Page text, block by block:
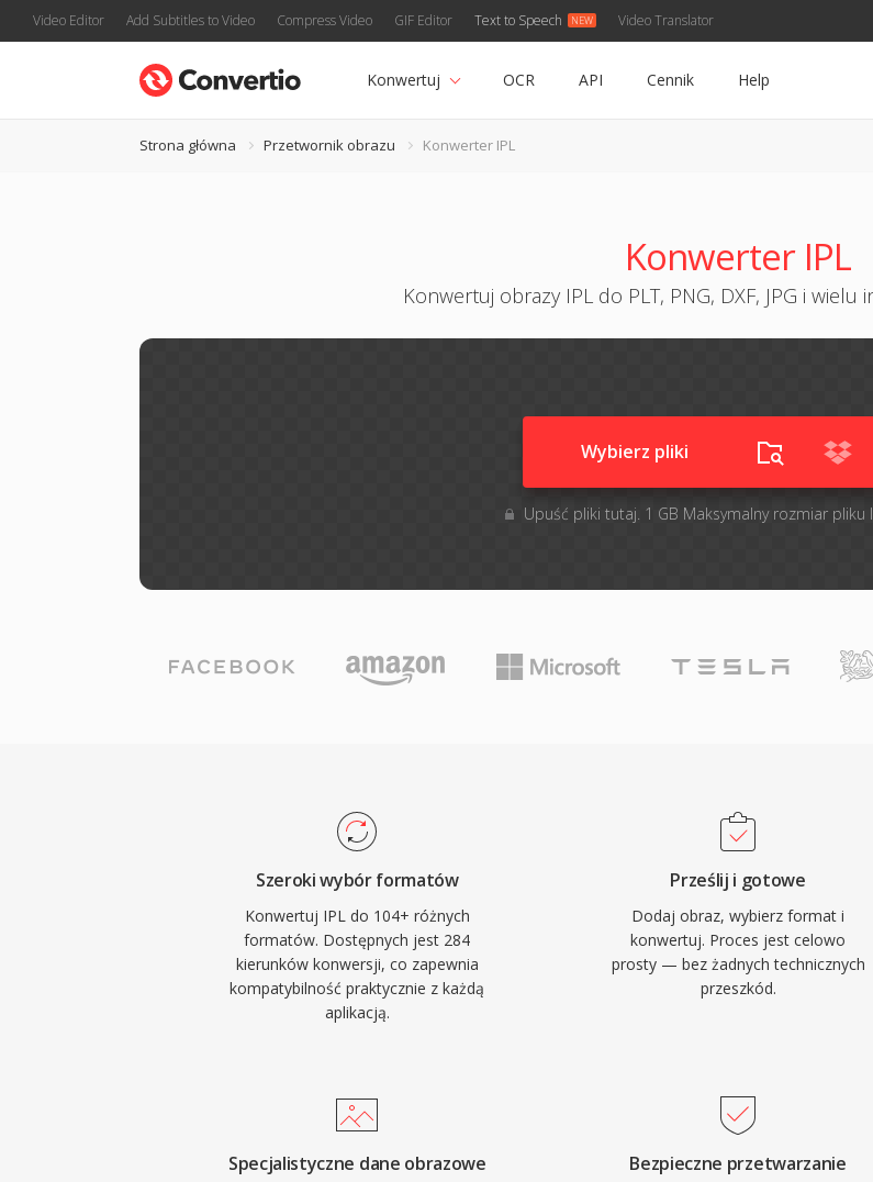
Video Editor Add Subtitles to Video Compress Video GIF Editor Text to Speech Video Translator
Konwertuj OCR API Cennik Help
Strona główna Przetwornik obrazu Konwerter IPL
Konwerter IPL
Konwertuj obrazy IPL do PLT, PNG, DXF, JPG i
Wybierz pliki
Upuść pliki tutaj. 1 GB Maksymalny rozmiar pliku
Szeroki wybór formatów
Konwertuj IPL do 104+ różnych
formatów. Dostępnych jest 284
kierunków konwersji, co zapewnia
kompatybilność praktycznie z każdą
aplikacją.
Prześlij i gotowe
Dodaj obraz, wybierz format i
konwertuj. Proces jest celowo
prosty — bez żadnych technicznych
przeszkód.
Specjalistyczne dane obrazowe Bezpieczne przetwarzanie